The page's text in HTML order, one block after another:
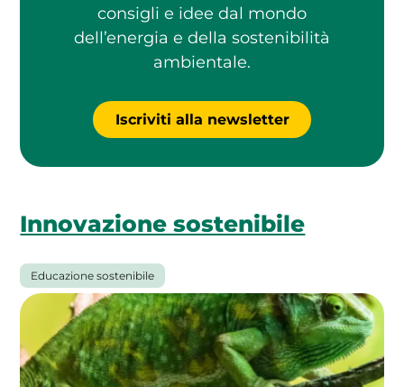
consigli e idee dal mondo
dell’energia e della sostenibilità
ambientale.
Iscriviti alla newsletter
Innovazione sostenibile
Educazione sostenibile